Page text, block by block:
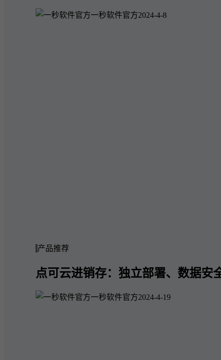
一秒软件官方2024-4-8
产品推荐
点可云进销存：独立部署、数据安
一秒软件官方2024-4-19